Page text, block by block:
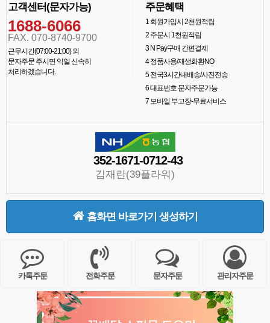
고객센터(문자가능)
1688-6066
FAX. 070-8740-9700
근무시간(07:00-21:00) 외
문자주문 주시면 익일 신속히
처리하겠습니다.
주문혜택
1회원가입시 2천원적립
2주문시 1천원적립
3N Pay구매 간편결제
4정품사용/재생화환NO
5전국3시간내배송/사진전송
6대표번호 문자주문가능
7모바일 부고장-무료서비스
352-1671-0712-43
김재란(39플라워)
홈화면 바로가기 생성하기
카톡주문 전화주문 문자주문 관리자주문